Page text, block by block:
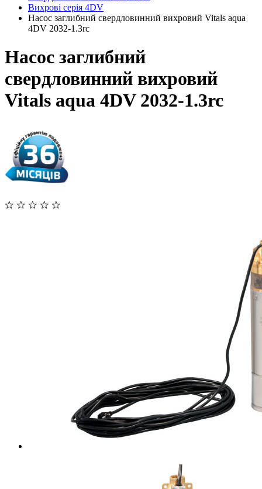
Вихрові серія 4DV
Насос заглибний свердловинний вихровий Vitals aqua
4DV 2032-1.3rc
Насос заглибний
свердловинний вихровий
Vitals aqua 4DV 2032-1.3rc